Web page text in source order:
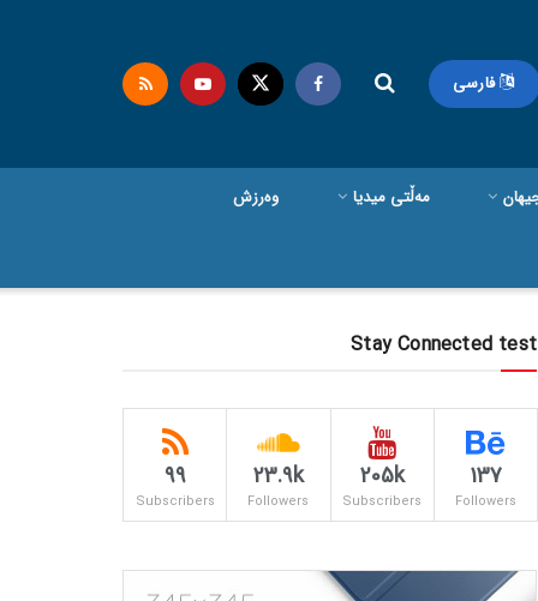
فارسی
مەڵتی میدیا وەرزش
Stay Connected test
137
Followers
205k
Subscribers
23.9k
Followers
99
Subscribers